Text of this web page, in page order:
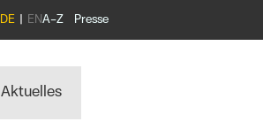
A–Z Presse
DE EN
Aktuelles